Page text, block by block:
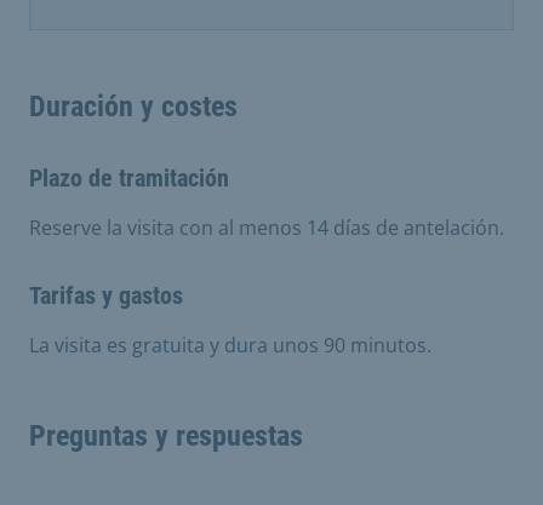
Duración y costes
Plazo de tramitación
Reserve la visita con al menos 14 días de antelación.
Tarifas y gastos
La visita es gratuita y dura unos 90 minutos.
Preguntas y respuestas